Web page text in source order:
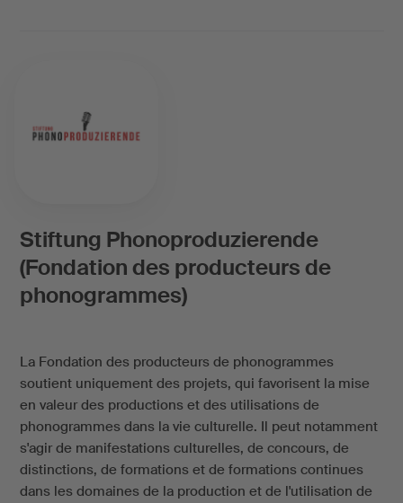
Stiftung Phonoproduzierende
(Fondation des producteurs de
phonogrammes)
La Fondation des producteurs de phonogrammes
soutient uniquement des projets, qui favorisent la mise
en valeur des productions et des utilisations de
phonogrammes dans la vie culturelle. Il peut notamment
s'agir de manifestations culturelles, de concours, de
distinctions, de formations et de formations continues
dans les domaines de la production et de l'utilisation de